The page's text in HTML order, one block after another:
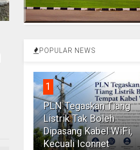
POPULAR NEWS
1
PLN Tegaskan Tiang
Listrik Tak Boleh
Dipasang Kabel WiFi,
Kecuali Iconnet